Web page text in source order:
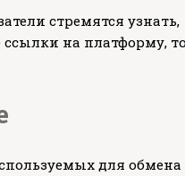
стремятся узнать,
ссылки на платформу,
для обмена